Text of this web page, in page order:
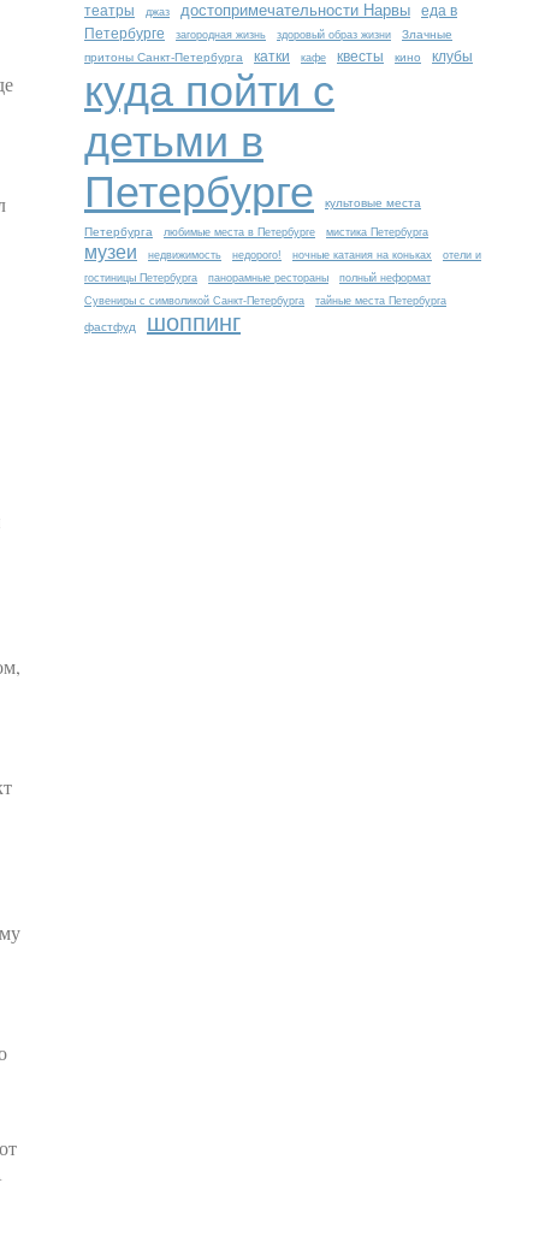
театры
джаз достопримечательности Нарвы
еда в
Петербурге
загородная жизнь здоровый образ жизни
Злачные
притоны Санкт-Петербурга
катки кафе квесты кино клубы
куда пойти с
детьми в
Петербурге
культовые места
Петербурга любимые места в Петербурге мистика Петербурга
музеи недвижимость недорого! ночные катания на коньках
отели и
гостиницы Петербурга
панорамные рестораны
полный неформат
Сувениры с символикой Санкт-Петербурга
тайные места Петербурга
фастфуд шоппинг